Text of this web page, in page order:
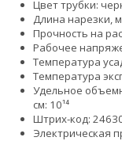
Цвет трубки:
Длина нарезки,
Прочность на
Рабочее
Температура
Температура
Удельное
см: 10¹⁴
Штрих-код:
Электрическая